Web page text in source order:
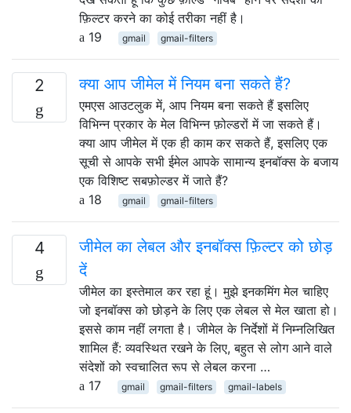
फ़िल्टर करने का कोई तरीका नहीं है।
19
gmail gmail-filters
2 क्या आप जीमेल में नियम बना सकते हैं?
एमएस आउटलुक में, आप नियम बना सकते हैं इसलिए
विभिन्न प्रकार के मेल विभिन्न फ़ोल्डरों में जा सकते हैं।
क्या आप जीमेल में एक ही काम कर सकते हैं, इसलिए एक
सूची से आपके सभी ईमेल आपके सामान्य इनबॉक्स के बजाय
एक विशिष्ट सबफ़ोल्डर में जाते हैं?
18
gmail gmail-filters
4
जीमेल का लेबल और इनबॉक्स फ़िल्टर को छोड़
दें
जीमेल का इस्तेमाल कर रहा हूं। मुझे इनकमिंग मेल चाहिए
जो इनबॉक्स को छोड़ने के लिए एक लेबल से मेल खाता हो।
इससे काम नहीं लगता है। जीमेल के निर्देशों में निम्नलिखित
शामिल हैं: व्यवस्थित रखने के लिए, बहुत से लोग आने वाले
संदेशों को स्वचालित रूप से लेबल करना …
17
gmail gmail-filters gmail-labels